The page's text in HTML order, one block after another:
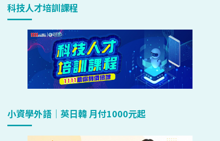
科技人才培訓課程
小資學外語｜英日韓 月付1000元起